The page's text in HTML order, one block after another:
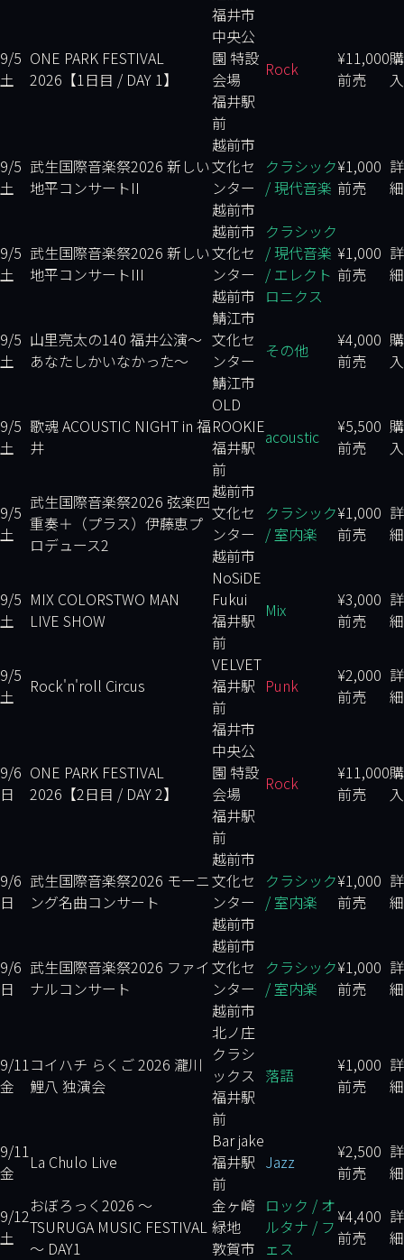
9/5
土
ONE PARK FESTIVAL
2026【1日目 / DAY 1】
福井市
中央公
園 特設
会場
福井駅
前
Rock
¥11,000
前売
購
入
9/5
土
武生国際音楽祭2026 新しい
地平コンサートII
越前市
文化セ
ンター
越前市
クラシック
/ 現代音楽
¥1,000
前売
詳
細
9/5
土
武生国際音楽祭2026 新しい
地平コンサートIII
越前市
文化セ
ンター
越前市
クラシック
/ 現代音楽
/ エレクト
ロニクス
¥1,000
前売
詳
細
9/5
土
山里亮太の140 福井公演～
あなたしかいなかった～
鯖江市
文化セ
ンター
鯖江市
その他
¥4,000
前売
購
入
9/5
土
歌魂 ACOUSTIC NIGHT in 福
井
OLD
ROOKIE
福井駅
前
acoustic
¥5,500
前売
購
入
9/5
土
武生国際音楽祭2026 弦楽四
重奏＋（プラス） 伊藤恵プ
ロデュース2
越前市
文化セ
ンター
越前市
クラシック
/ 室内楽
¥1,000
前売
詳
細
9/5
土
MIX COLORSTWO MAN
LIVE SHOW
NoSiDE
Fukui
福井駅
前
Mix
¥3,000
前売
詳
細
9/5
土
Rock'n'roll Circus
VELVET
福井駅
前
Punk
¥2,000
前売
詳
細
9/6
日
ONE PARK FESTIVAL
2026【2日目 / DAY 2】
福井市
中央公
園 特設
会場
福井駅
前
Rock
¥11,000
前売
購
入
9/6
日
武生国際音楽祭2026 モーニ
ング名曲コンサート
越前市
文化セ
ンター
越前市
クラシック
/ 室内楽
¥1,000
前売
詳
細
9/6
日
武生国際音楽祭2026 ファイ
ナルコンサート
越前市
文化セ
ンター
越前市
クラシック
/ 室内楽
¥1,000
前売
詳
細
9/11
金
コイハチ らくご 2026 瀧川
鯉八 独演会
北ノ庄
クラシ
ックス
福井駅
前
落語
¥1,000
前売
詳
細
9/11
金
La Chulo Live
Bar jake
福井駅
前
Jazz
¥2,500
前売
詳
細
9/12
土
おぼろっく2026 ～
TSURUGA MUSIC FESTIVAL
～ DAY1
金ヶ崎
緑地
敦賀市
ロック / オ
ルタナ / フ
ェス
¥4,400
前売
詳
細